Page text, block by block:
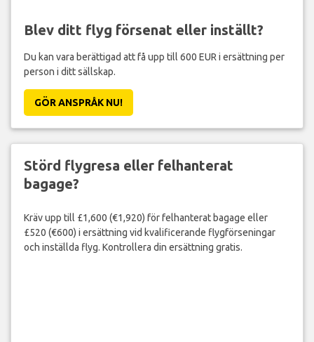
Blev ditt flyg försenat eller inställt?
Du kan vara berättigad att få upp till 600 EUR i ersättning per
person i ditt sällskap.
GÖR ANSPRÅK NU!
Störd flygresa eller felhanterat
bagage?
Kräv upp till £1,600 (€1,920) för felhanterat bagage eller
£520 (€600) i ersättning vid kvalificerande flygförseningar
och inställda flyg. Kontrollera din ersättning gratis.